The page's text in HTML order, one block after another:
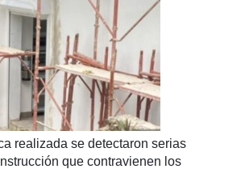
realizada se detectaron serias
que contravienen los